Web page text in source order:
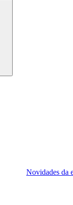
Novidades da